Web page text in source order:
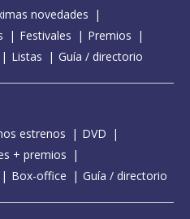
novedades
Festivales
Premios
Listas Guía / directorio
estrenos
DVD
+ premios
Box-office Guía / directorio